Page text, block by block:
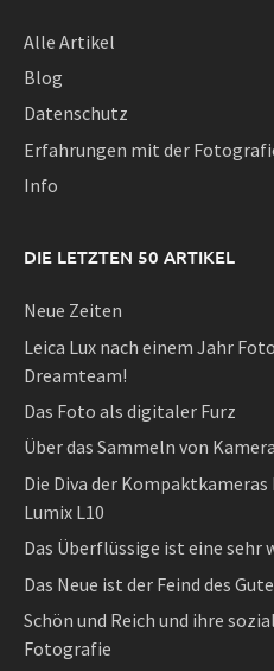
Alle Artikel
Blog
Datenschutz
Erfahrungen mit der
Info
DIE LETZTEN 50 ARTIKEL
Neue Zeiten
Leica Lux nach einem Jahr
Dreamteam!
Das Foto als digitaler Furz
Über das Sammeln von
Die Diva der
Lumix L10
Das Überflüssige ist eine sehr
Das Neue ist der Feind des
Schön und Reich und ihre
Fotografie